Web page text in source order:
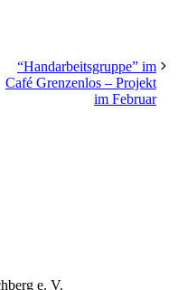
“Handarbeitsgruppe” im
Café Grenzenlos – Projekt
im Februar
e. V.